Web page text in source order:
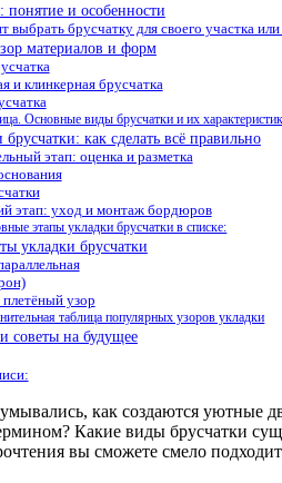
понятие и особенности
выбрать брусчатку для своего участка
материалов и форм
и клинкерная брусчатка
Основные виды брусчатки и их
как сделать всё правильно
этап: оценка и разметка
этап: уход и монтаж бордюров
этапы укладки брусчатки в списке:
укладки брусчатки
узор
таблица популярных узоров укладки
советы на будущее
как создаются уютные
Какие виды брусчатки
вы сможете смело